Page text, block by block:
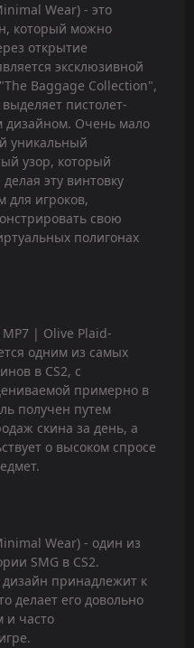
Wear) - это
который можно
открытие
эксклюзивной
Baggage Collection",
пистолет-
дизайном. Очень мало
уникальный
узор, который
эту винтовку
игроков,
свою
полигонах
| Olive Plaid-
одним из самых
в CS2, с
примерно в
получен путем
скина за день, а
о высоком спросе
Wear) - один из
SMG в CS2.
принадлежит к
делает его довольно
и часто